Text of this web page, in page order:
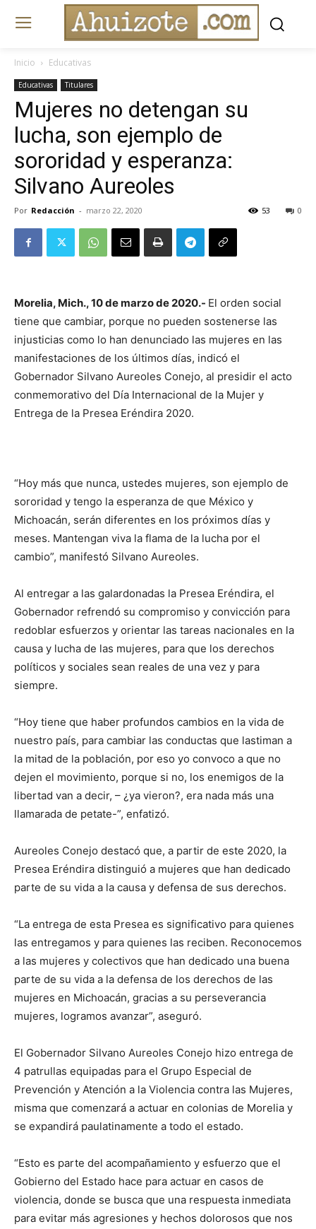
Inicio Educativas
Educativas Titulares
Mujeres no detengan su
lucha, son ejemplo de
sororidad y esperanza:
Silvano Aureoles
Por Redacción - marzo 22, 2020 0
53
Morelia, Mich., 10 de marzo de 2020.- El orden social
tiene que cambiar, porque no pueden sostenerse las
injusticias como lo han denunciado las mujeres en las
manifestaciones de los últimos días, indicó el
Gobernador Silvano Aureoles Conejo, al presidir el acto
conmemorativo del Día Internacional de la Mujer y
Entrega de la Presea Eréndira 2020.
“Hoy más que nunca, ustedes mujeres, son ejemplo de
sororidad y tengo la esperanza de que México y
Michoacán, serán diferentes en los próximos días y
meses. Mantengan viva la flama de la lucha por el
cambio”, manifestó Silvano Aureoles.
Al entregar a las galardonadas la Presea Eréndira, el
Gobernador refrendó su compromiso y convicción para
redoblar esfuerzos y orientar las tareas nacionales en la
causa y lucha de las mujeres, para que los derechos
políticos y sociales sean reales de una vez y para
siempre.
“Hoy tiene que haber profundos cambios en la vida de
nuestro país, para cambiar las conductas que lastiman a
la mitad de la población, por eso yo convoco a que no
dejen el movimiento, porque si no, los enemigos de la
libertad van a decir, – ¿ya vieron?, era nada más una
llamarada de petate-”, enfatizó.
Aureoles Conejo destacó que, a partir de este 2020, la
Presea Eréndira distinguió a mujeres que han dedicado
parte de su vida a la causa y defensa de sus derechos.
“La entrega de esta Presea es significativo para quienes
las entregamos y para quienes las reciben. Reconocemos
a las mujeres y colectivos que han dedicado una buena
parte de su vida a la defensa de los derechos de las
mujeres en Michoacán, gracias a su perseverancia
mujeres, logramos avanzar”, aseguró.
El Gobernador Silvano Aureoles Conejo hizo entrega de
4 patrullas equipadas para el Grupo Especial de
Prevención y Atención a la Violencia contra las Mujeres,
misma que comenzará a actuar en colonias de Morelia y
se expandirá paulatinamente a todo el estado.
“Esto es parte del acompañamiento y esfuerzo que el
Gobierno del Estado hace para actuar en casos de
violencia, donde se busca que una respuesta inmediata
para evitar más agresiones y hechos dolorosos que nos